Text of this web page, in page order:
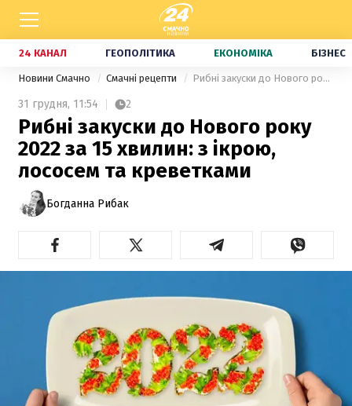
24 КАНАЛ ГЕОПОЛІТИКА ЕКОНОМІКА БІЗНЕС
Новини Смачно Смачні рецепти Рибні закуски до Нового року 2022 за 15 хвилин: з ікрою, лососем та креветками
31 грудня, 11:54 2
Рибні закуски до Нового року
2022 за 15 хвилин: з ікрою,
лососем та креветками
Богданна Рибак